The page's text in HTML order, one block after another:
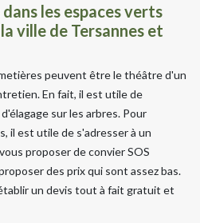
les espaces verts
ville de Tersannes et
peuvent être le théâtre d'un
En fait, il est utile de
sur les arbres. Pour
il est utile de s'adresser à un
proposer de convier SOS
des prix qui sont assez bas.
un devis tout à fait gratuit et